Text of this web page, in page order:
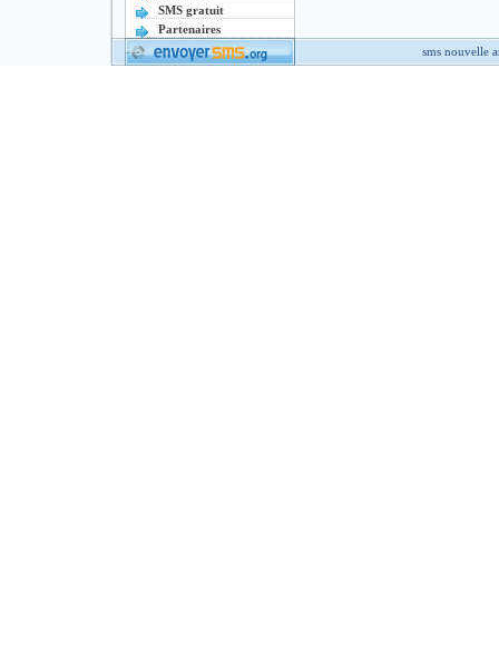
SMS gratuit
Partenaires
sms nouvelle